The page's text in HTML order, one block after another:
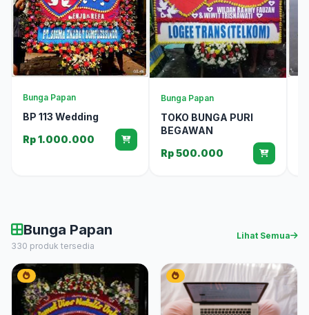
Bunga Papan
BP 113 Wedding
Rp 1.000.000
Bunga Papan
TOKO BUNGA PURI
BEGAWAN
Rp 500.000
Bunga Papan
330 produk tersedia
Lihat Semua